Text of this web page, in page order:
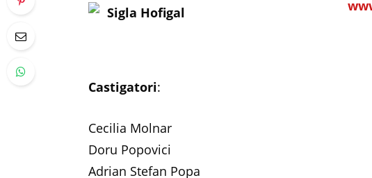
Castigatori:
Cecilia Molnar
Doru Popovici
Adrian Stefan Popa